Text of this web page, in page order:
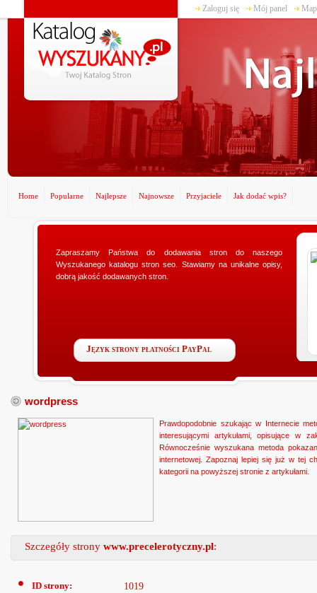
Zaloguj się Mój panel
Home Popularne Najlepsze Najnowsze Przyjaciele Jak dodać wpis?
Zapraszamy Państwa do dodawania stron do naszego
Wyszukanego katalogu stron seo. Stawiamy na unikalne opisy,
dobrą jakość dodawanych stron.
Język strony płatności PayPal
www.ministerstwogadzetow.com
Poszukujesz doskonałego prezentu dla swojej
dziewczyny? Specjalnie dla Was utworzyliśmy sklep
wordpress
Prawdopodobnie szukając w Internecie
interesującymi artykułami, opisujące w
Równocześnie wyszukana metoda
internetowej. Zapoznaj lepiej się już w tej
kategorii na powyższej stronie z artykułami.
Szczegóły strony www.precelerotyczny.pl:
ID strony: 1019